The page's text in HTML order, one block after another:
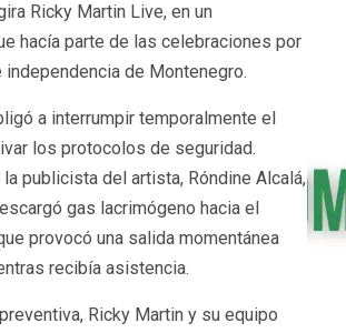
Ricky Martin Live, en un
hacía parte de las celebraciones por
de Montenegro.
a interrumpir temporalmente el
los protocolos de seguridad.
publicista del artista, Róndine Alcalá,
gas lacrimógeno hacia el
provocó una salida momentánea
recibía asistencia.
Ricky Martin y su equipo